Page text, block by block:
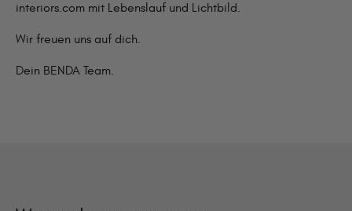
interiors.com mit Lebenslauf und Lichtbild.
Wir freuen uns auf dich.
Dein BENDA Team.